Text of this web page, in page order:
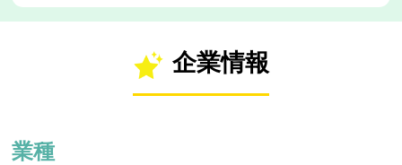
企業情報
業種